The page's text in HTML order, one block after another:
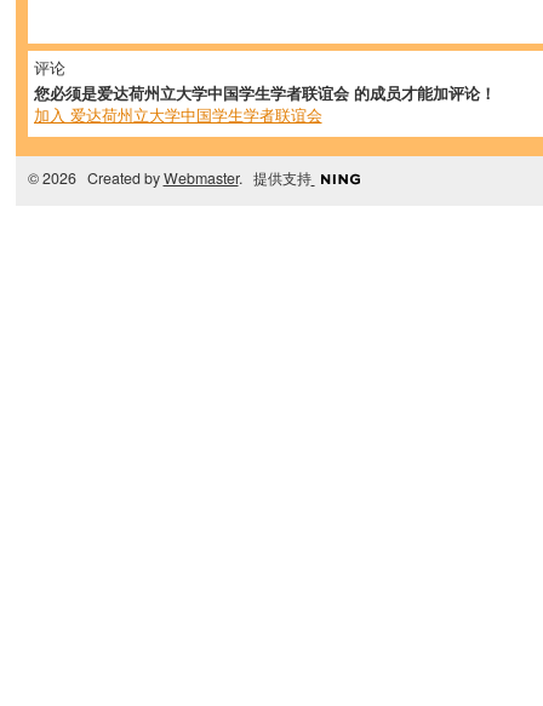
评论
您必须是爱达荷州立大学中国学生学者联谊会 的成员才能加评论！
加入 爱达荷州立大学中国学生学者联谊会
© 2026 Created byWebmaster. 提供支持